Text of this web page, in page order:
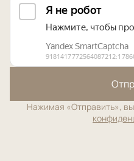
Нажимая «Отправить»,